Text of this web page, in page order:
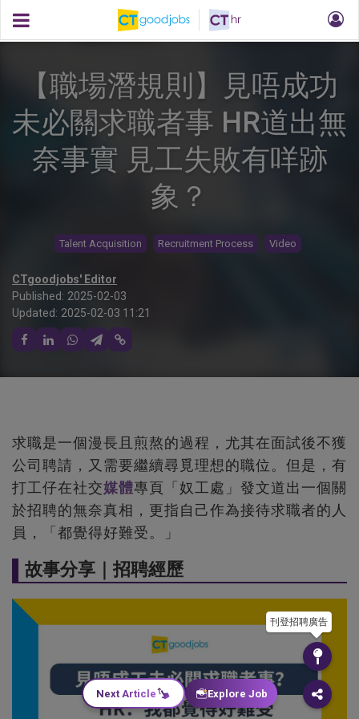
【職場潛規則】見唔成功
未必關求職者事 HR道出無
奈事實 見工失敗有咩跡
象？
Talent Acquisition Recruitment Process Video
CTgoodjobs' Editor
Published: 2025-02-03
Updated: 2025-02-03 11:21
求職是一個漫長且煎熬的過程，尤其在面試後不獲
公司聘請，又需要繼續尋覓理想的職位。但是，有
打工仔在社交媒體專頁「奴工處」發文道出一個關
於招聘的無奈真相，更指自己作為接待求職者的人
員，「都覺得好難受。」
故事分享｜招聘經歷
刊登招聘廣告
Next Article Explore Job